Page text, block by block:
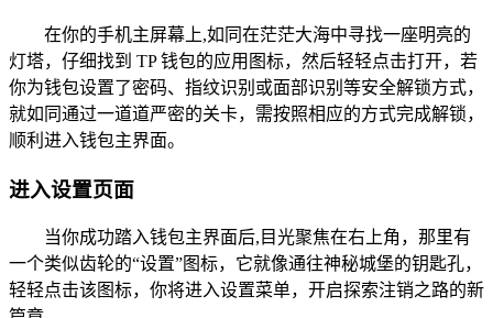
在你的手机主屏幕上,如同在茫茫大海中寻找一座明亮的
灯塔，仔细找到 TP 钱包的应用图标，然后轻轻点击打开，若
你为钱包设置了密码、指纹识别或面部识别等安全解锁方式，
就如同通过一道道严密的关卡，需按照相应的方式完成解锁，
顺利进入钱包主界面。
进入设置页面
当你成功踏入钱包主界面后,目光聚焦在右上角，那里有
一个类似齿轮的“设置”图标，它就像通往神秘城堡的钥匙孔，
轻轻点击该图标，你将进入设置菜单，开启探索注销之路的新